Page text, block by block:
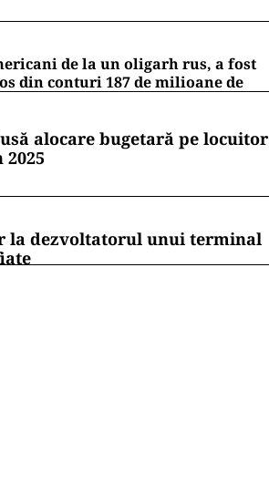
de la un oligarh rus, a fost
din conturi 187 de milioane de
alocare bugetară pe locuitor
la dezvoltatorul unui terminal